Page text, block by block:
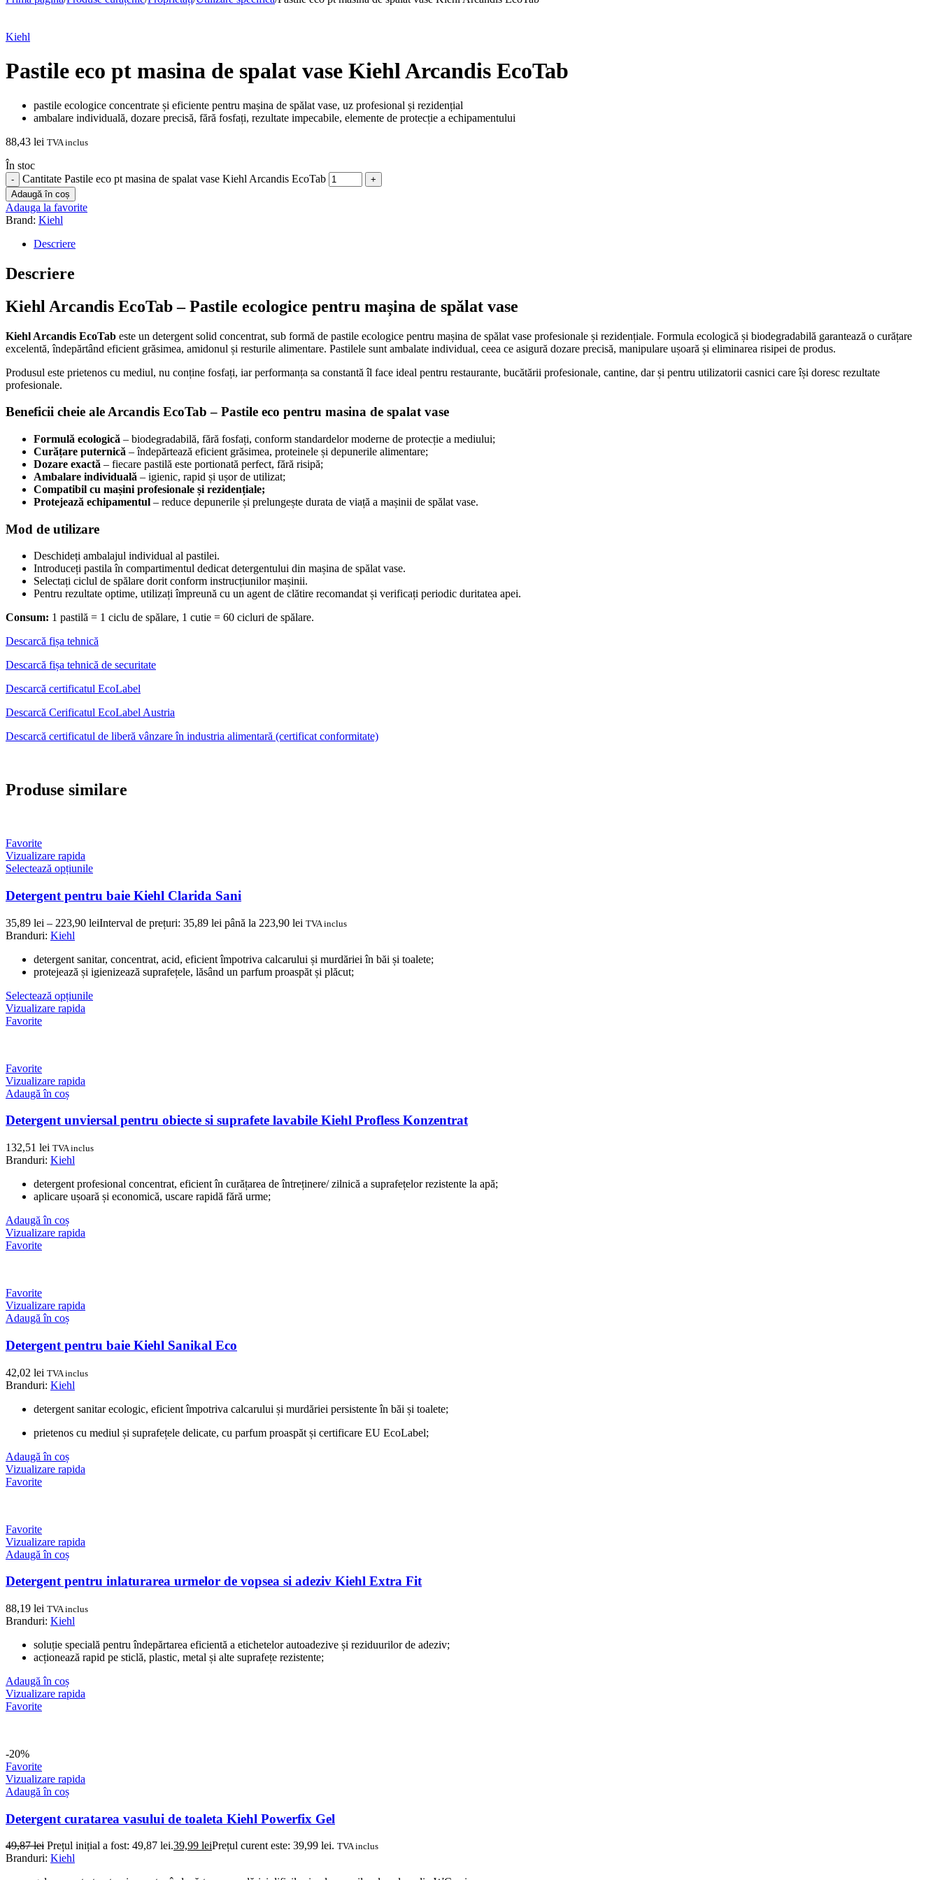
Kiehl
Pastile eco pt masina de spalat vase Kiehl Arcandis EcoTab
pastile ecologice concentrate și eficiente pentru mașina de spălat vase, uz profesional și rezidențial
ambalare individuală, dozare precisă, fără fosfați, rezultate impecabile, elemente de protecție a echipamentului
88,43 lei TVA inclus
În stoc
Cantitate Pastile eco pt masina de spalat vase Kiehl Arcandis EcoTab
Adaugă în coș
Adauga la favorite
Brand: Kiehl
Descriere
Descriere
Kiehl Arcandis EcoTab – Pastile ecologice pentru mașina de spălat vase
Kiehl Arcandis EcoTab este un detergent solid concentrat, sub formă de pastile ecologice pentru mașina de spălat vase profesionale și rezidențiale. Formula ecologică și biodegradabilă garantează o curățare
excelentă, îndepărtând eficient grăsimea, amidonul și resturile alimentare. Pastilele sunt ambalate individual, ceea ce asigură dozare precisă, manipulare ușoară și eliminarea risipei de produs.
Produsul este prietenos cu mediul, nu conține fosfați, iar performanța sa constantă îl face ideal pentru restaurante, bucătării profesionale, cantine, dar și pentru utilizatorii casnici care își doresc rezultate
profesionale.
Beneficii cheie ale Arcandis EcoTab – Pastile eco pentru masina de spalat vase
Formulă ecologică – biodegradabilă, fără fosfați, conform standardelor moderne de protecție a mediului;
Curățare puternică – îndepărtează eficient grăsimea, proteinele și depunerile alimentare;
Dozare exactă – fiecare pastilă este portionată perfect, fără risipă;
Ambalare individuală – igienic, rapid și ușor de utilizat;
Compatibil cu mașini profesionale și rezidențiale;
Protejează echipamentul – reduce depunerile și prelungește durata de viață a mașinii de spălat vase.
Mod de utilizare
Deschideți ambalajul individual al pastilei.
Introduceți pastila în compartimentul dedicat detergentului din mașina de spălat vase.
Selectați ciclul de spălare dorit conform instrucțiunilor mașinii.
Pentru rezultate optime, utilizați împreună cu un agent de clătire recomandat și verificați periodic duritatea apei.
Consum: 1 pastilă = 1 ciclu de spălare, 1 cutie = 60 cicluri de spălare.
Descarcă fișa tehnică
Descarcă fișa tehnică de securitate
Descarcă certificatul EcoLabel
Descarcă Cerificatul EcoLabel Austria
Descarcă certificatul de liberă vânzare în industria alimentară (certificat conformitate)
Produse similare
Favorite
Vizualizare rapida
Selectează opțiunile
Detergent pentru baie Kiehl Clarida Sani
35,89 lei – 223,90 leiInterval de prețuri: 35,89 lei până la 223,90 lei TVA inclus
Branduri: Kiehl
detergent sanitar, concentrat, acid, eficient împotriva calcarului și murdăriei în băi și toalete;
protejează și igienizează suprafețele, lăsând un parfum proaspăt și plăcut;
Selectează opțiunile
Vizualizare rapida
Favorite
Favorite
Vizualizare rapida
Adaugă în coș
Detergent unviersal pentru obiecte si suprafete lavabile Kiehl Profless Konzentrat
132,51 lei TVA inclus
Branduri: Kiehl
detergent profesional concentrat, eficient în curățarea de întreținere/ zilnică a suprafețelor rezistente la apă;
aplicare ușoară și economică, uscare rapidă fără urme;
Adaugă în coș
Vizualizare rapida
Favorite
Favorite
Vizualizare rapida
Adaugă în coș
Detergent pentru baie Kiehl Sanikal Eco
42,02 lei TVA inclus
Branduri: Kiehl
detergent sanitar ecologic, eficient împotriva calcarului și murdăriei persistente în băi și toalete;
prietenos cu mediul și suprafețele delicate, cu parfum proaspăt și certificare EU EcoLabel;
Adaugă în coș
Vizualizare rapida
Favorite
Favorite
Vizualizare rapida
Adaugă în coș
Detergent pentru inlaturarea urmelor de vopsea si adeziv Kiehl Extra Fit
88,19 lei TVA inclus
Branduri: Kiehl
soluție specială pentru îndepărtarea eficientă a etichetelor autoadezive și reziduurilor de adeziv;
acționează rapid pe sticlă, plastic, metal și alte suprafețe rezistente;
Adaugă în coș
Vizualizare rapida
Favorite
-20%
Favorite
Vizualizare rapida
Adaugă în coș
Detergent curatarea vasului de toaleta Kiehl Powerfix Gel
49,87lei Prețul inițial a fost: 49,87 lei.39,99 leiPrețul curent este: 39,99 lei. TVA inclus
Branduri: Kiehl